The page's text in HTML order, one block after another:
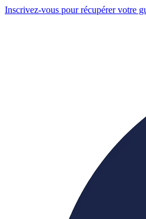
Inscrivez-vous pour récupérer votre